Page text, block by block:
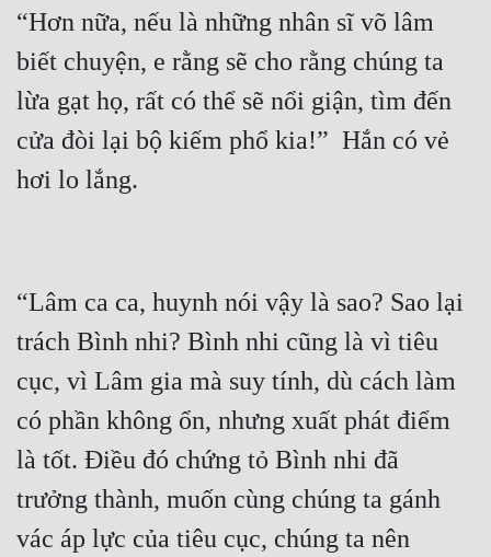
“Hơn nữa, nếu là những nhân sĩ võ lâm
biết chuyện, e rằng sẽ cho rằng chúng ta
lừa gạt họ, rất có thể sẽ nổi giận, tìm đến
cửa đòi lại bộ kiếm phổ kia!”  Hắn có vẻ
“Lâm ca ca, huynh nói vậy là sao? Sao lại
trách Bình nhi? Bình nhi cũng là vì tiêu
cục, vì Lâm gia mà suy tính, dù cách làm
có phần không ổn, nhưng xuất phát điểm
là tốt. Điều đó chứng tỏ Bình nhi đã
trưởng thành, muốn cùng chúng ta gánh
vác áp lực của tiêu cục, chúng ta nên